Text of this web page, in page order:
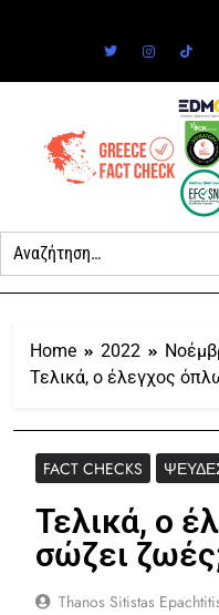
Home 2022
Τελικά, ο έλεγχος
FACT CHECKS
Τελικά, ο
σώζει
Thanos Sitistas